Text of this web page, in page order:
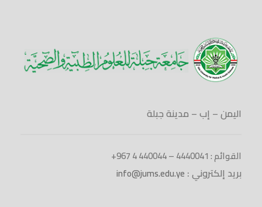
اليمن – إب – مدينة جبلة
القوائم : 4440041 – 440044 4 967+
بريد إلكتروني : info@jums.edu.ye